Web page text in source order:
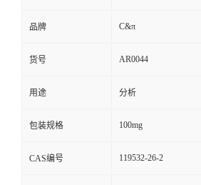
品牌 C&π
货号 AR0044
用途 分析
包装规格 100mg
CAS编号 119532-26-2